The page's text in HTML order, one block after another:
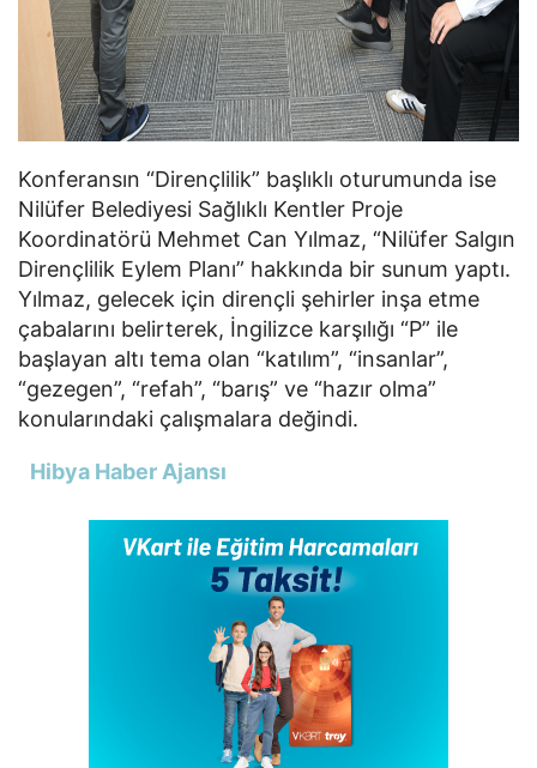
Konferansın “Dirençlilik” başlıklı oturumunda ise
Nilüfer Belediyesi Sağlıklı Kentler Proje
Koordinatörü Mehmet Can Yılmaz, “Nilüfer Salgın
Dirençlilik Eylem Planı” hakkında bir sunum yaptı.
Yılmaz, gelecek için dirençli şehirler inşa etme
çabalarını belirterek, İngilizce karşılığı “P” ile
başlayan altı tema olan “katılım”, “insanlar”,
“gezegen”, “refah”, “barış” ve “hazır olma”
konularındaki çalışmalara değindi.
Hibya Haber Ajansı